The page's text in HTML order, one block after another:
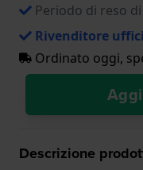
Periodo di reso
Rivenditore
Ordinato oggi,
Descrizione